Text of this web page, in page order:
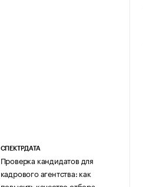
СПЕКТРДАТА
Проверка кандидатов для
кадрового агентства: как